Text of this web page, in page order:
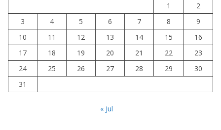
1
2
3
4 5 6 7 8
9
10
11 12 13 14 15
16
17
18 19 20 21 22
23
24
25 26 27 28 29
30
31
« Jul